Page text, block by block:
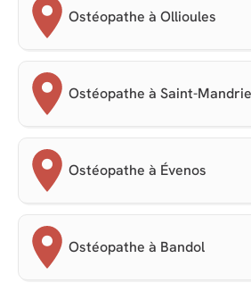
Ostéopathe à Ollioules
Ostéopathe à Saint-
Ostéopathe à Évenos
Ostéopathe à Bandol